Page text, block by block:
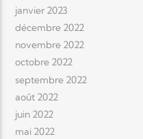
janvier 2023
décembre 2022
novembre 2022
octobre 2022
septembre 2022
août 2022
juin 2022
mai 2022